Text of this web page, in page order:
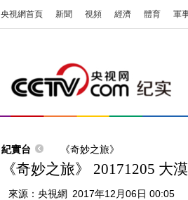
央視網首頁 新聞 視頻 經濟 體育 軍
紀實台 《奇妙之旅》
《奇妙之旅》 20171205 大
來源： 央視網 2017年12月06日 00:05